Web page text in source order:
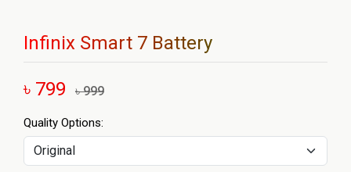
Infinix Smart 7 Battery
৳ 799 ৳ 999
Quality Options: